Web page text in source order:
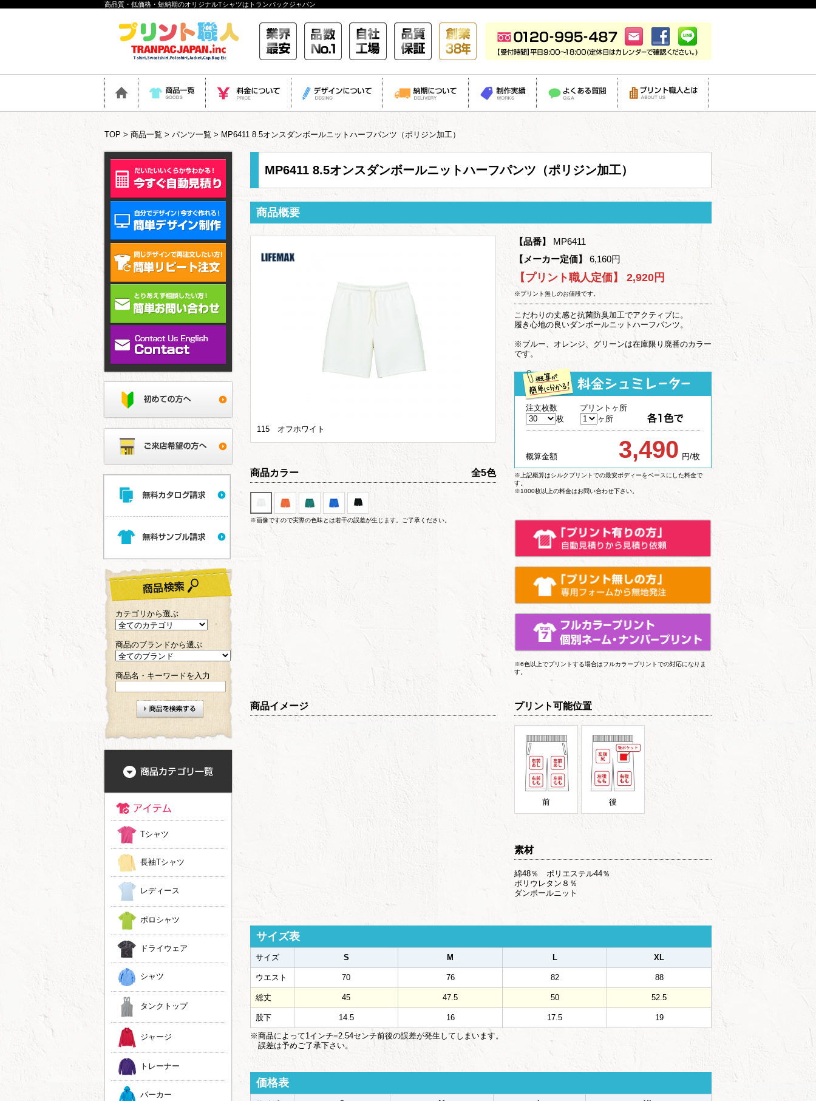
高品質・低価格・短納期のオリジナルTシャツはトランパックジャパン
TOP > 商品一覧 > パンツ一覧 > MP6411 8.5オンスダンボールニットハーフパンツ（ポリジン加工）
MP6411 8.5オンスダンボールニットハーフパンツ（ポリジン加工）
商品概要
115 オフホワイト
商品カラー 全5色
※画像ですので実際の色味とは若干の誤差が生じます。ご了承ください。
【品番】
MP6411
【メーカー定価】
6,160円
【プリント職人定価】 2,920円
※プリント無しのお値段です。
こだわりの丈感と抗菌防臭加工でアクティブに。
履き心地の良いダンボールニットハーフパンツ。
※ブルー、オレンジ、グリーンは在庫限り廃番のカラー
です。
注文枚数
プリントヶ所
枚
ヶ所
概算金額 3,490 円/枚
※上記概算はシルクプリントでの最安ボディーをベースにした料金で
す。
※1000枚以上の料金はお問い合わせ下さい。
※6色以上でプリントする場合はフルカラープリントでの対応になりま
す。
商品イメージ プリント可能位置
前 後
素材
綿48％ ポリエステル44％
ポリウレタン８％
ダンボールニット
サイズ表
サイズ S M L XL
ウエスト 70 76 82 88
総丈 45 47.5 50 52.5
股下 14.5 16 17.5
19
※商品によって1インチ=2.54センチ前後の誤差が発生してしまいます。
誤差は予めご了承下さい。
価格表
カテゴリから選ぶ
商品のブランドから選ぶ
商品名・キーワードを入力
Tシャツ
長袖Tシャツ
レディース
ポロシャツ
ドライウェア
シャツ
タンクトップ
ジャージ
トレーナー
パーカー